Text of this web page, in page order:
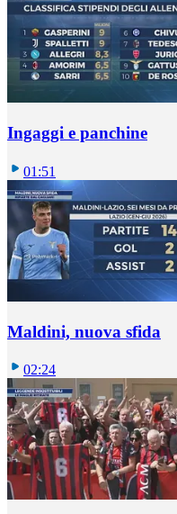
Ingaggi e panchine
01:51
Maldini, nuova sfida
02:24